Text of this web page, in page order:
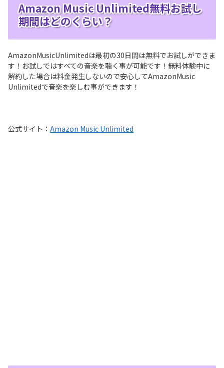
Amazon Music Unlimited無料お試し
期間はどのくらい？
AmazonMusicUnlimitedは最初の30日間は無料でお試しができま
す！お試しではすべての音楽を聴く事が可能です！無料体験中に
解約した場合は料金発生しないので安心してAmazonMusic
Unlimitedで音楽を楽しむ事ができます！
公式サイト： Amazon Music Unlimited